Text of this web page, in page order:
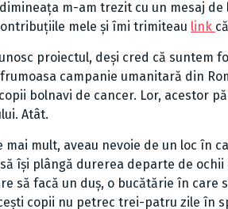
m-am trezit cu un mesaj
mele și îmi trimiteau link
proiectul, deși cred că suntem
campanie umanitară din
bolnavi de cancer. Lor, acestor
Atât.
mai mult, aveau nevoie de un loc în
își plângă durerea departe de ochii
să facă un duș, o bucătărie în care
copii nu petrec trei-patru zile în